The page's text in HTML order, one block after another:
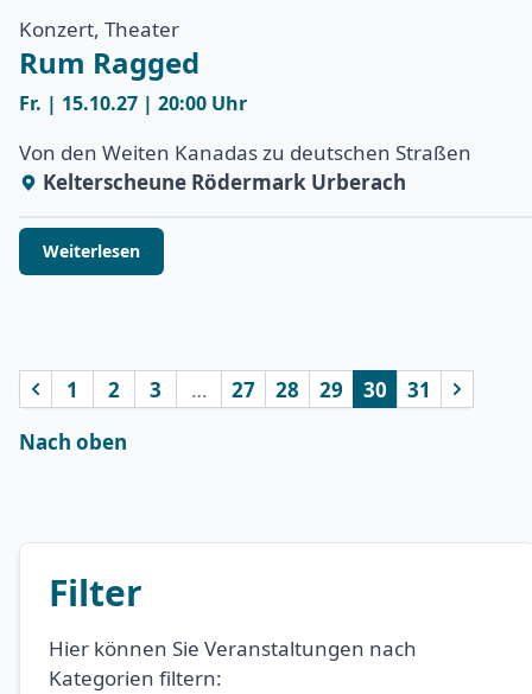
Konzert, Theater
Rum Ragged
Fr. | 15.10.27 | 20:00 Uhr
Von den Weiten Kanadas zu deutschen Straßen
Kelterscheune Rödermark Urberach
Weiterlesen
vorherige
1 2 3 … 27 28 29 30 31
Nach oben
Filter
Hier können Sie Veranstaltungen nach
Kategorien filtern: